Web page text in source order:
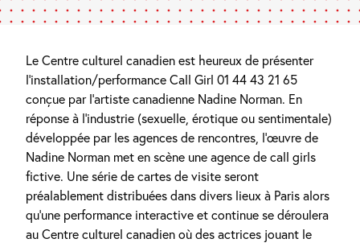
Le Centre culturel canadien est heureux de présenter
l’installation/performance Call Girl 01 44 43 21 65
conçue par l’artiste canadienne Nadine Norman. En
réponse à l’industrie (sexuelle, érotique ou sentimentale)
développée par les agences de rencontres, l’œuvre de
Nadine Norman met en scène une agence de call girls
fictive. Une série de cartes de visite seront
préalablement distribuées dans divers lieux à Paris alors
qu’une performance interactive et continue se déroulera
au Centre culturel canadien où des actrices jouant le